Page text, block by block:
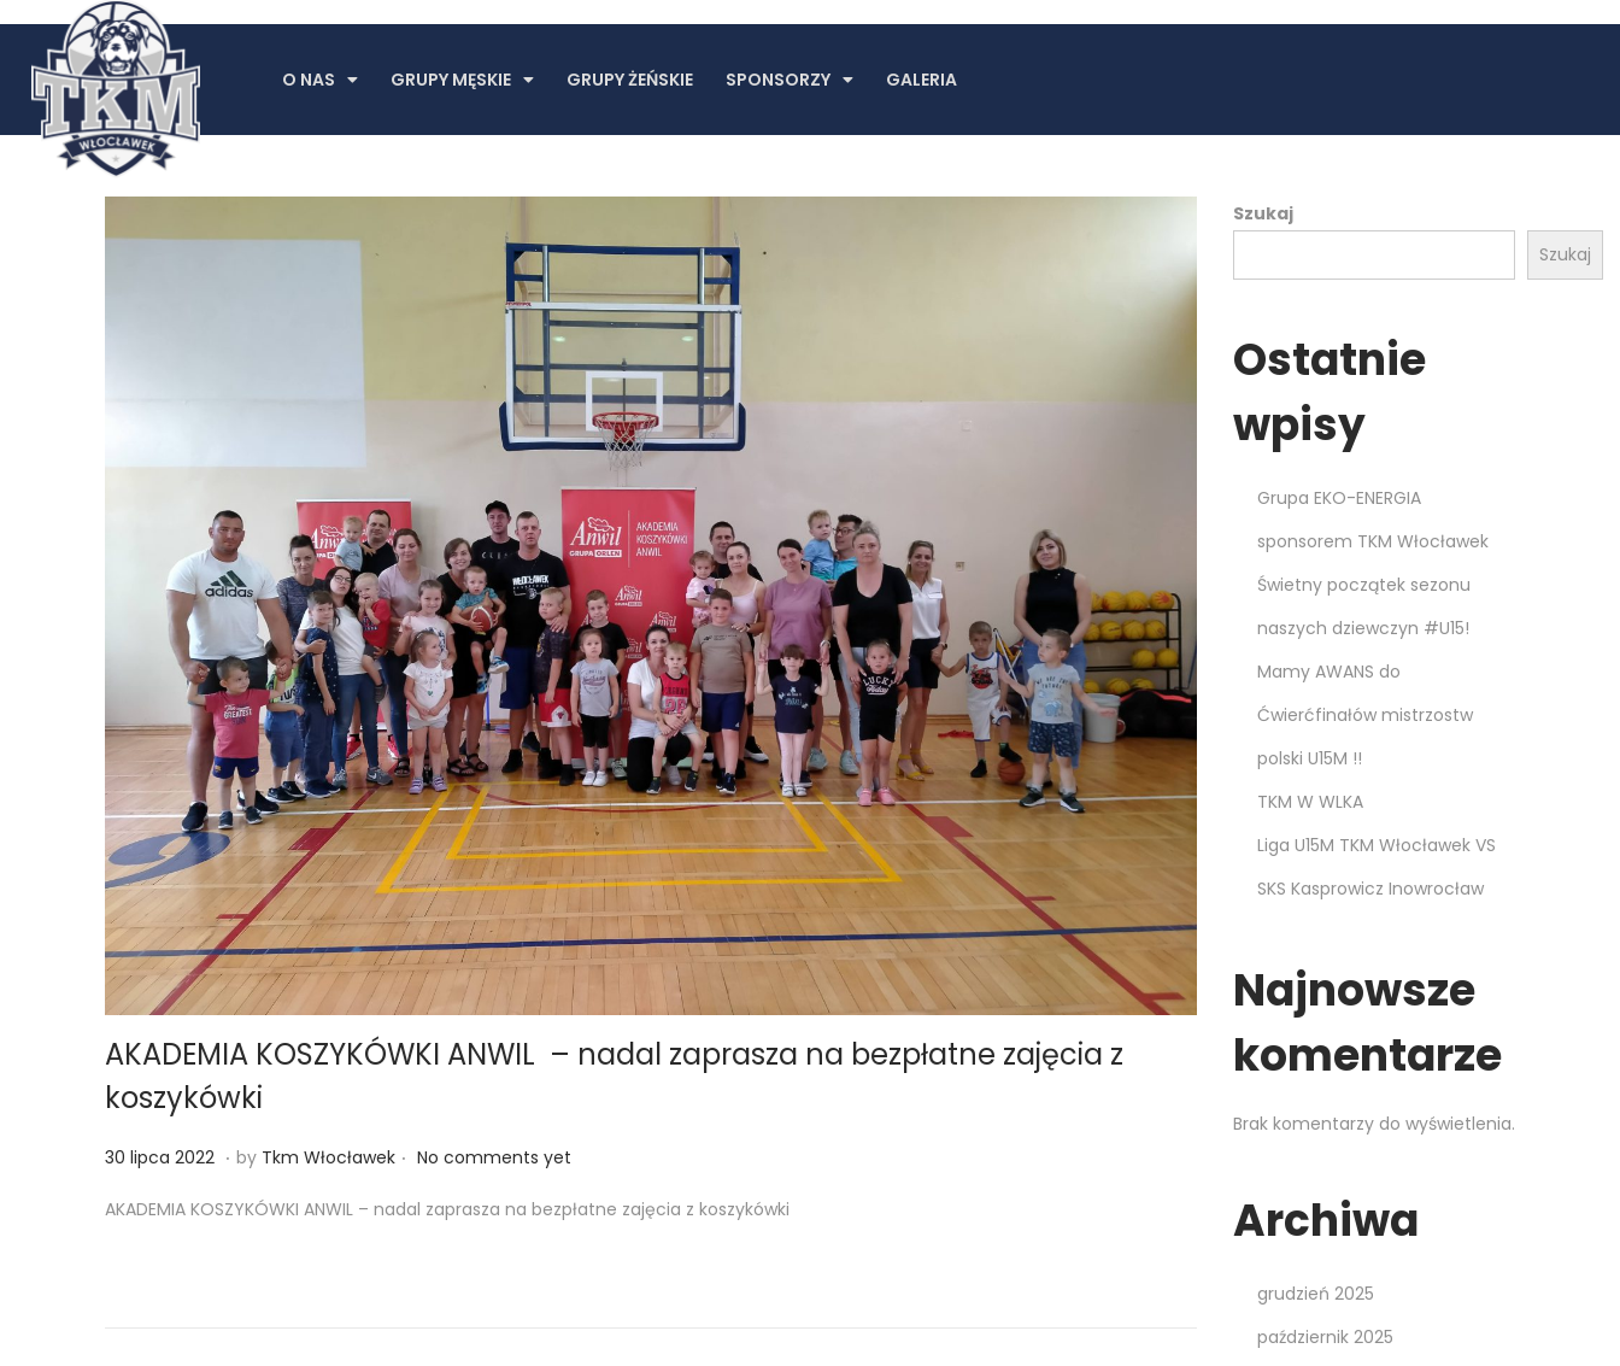
O NAS GRUPY MĘSKIE GRUPY ŻEŃSKIE SPONSORZY GALERIA
AKADEMIA KOSZYKÓWKI ANWIL – nadal zaprasza na bezpłatne zajęcia z
koszykówki
Posted on
30 lipca 2022 3
l
. by Tkm Włocławek . No comments yet
AKADEMIA KOSZYKÓWKI ANWIL – nadal zaprasza na bezpłatne zajęcia z koszykówki
Szukaj
Szukaj
Ostatnie
wpisy
Grupa EKO-ENERGIA
sponsorem TKM Włocławek
Świetny początek sezonu
naszych dziewczyn #U15!
Mamy AWANS do
Ćwierćfinałów mistrzostw
polski U15M !!
TKM W WLKA
Liga U15M TKM Włocławek VS
SKS Kasprowicz Inowrocław
Najnowsze
komentarze
Brak komentarzy do wyświetlenia.
Archiwa
grudzień 2025
październik 2025